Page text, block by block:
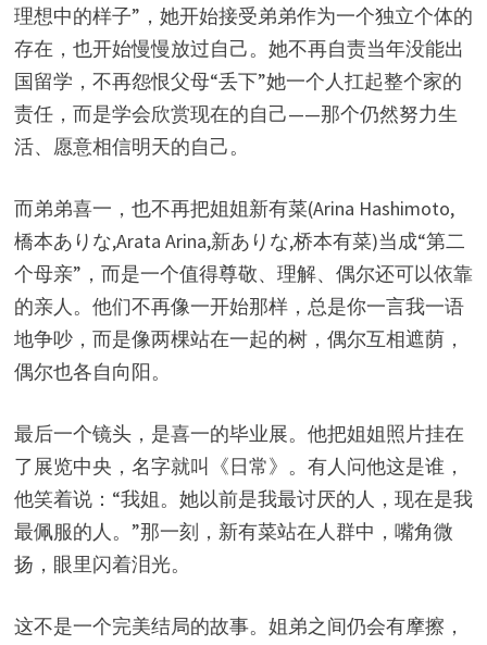
理想中的样子”，她开始接受弟弟作为一个独立个体的
存在，也开始慢慢放过自己。她不再自责当年没能出
国留学，不再怨恨父母“丢下”她一个人扛起整个家的
责任，而是学会欣赏现在的自己——那个仍然努力生
活、愿意相信明天的自己。
而弟弟喜一，也不再把姐姐新有菜(Arina Hashimoto,
橋本ありな,Arata Arina,新ありな,桥本有菜)当成“第二
个母亲”，而是一个值得尊敬、理解、偶尔还可以依靠
的亲人。他们不再像一开始那样，总是你一言我一语
地争吵，而是像两棵站在一起的树，偶尔互相遮荫，
偶尔也各自向阳。
最后一个镜头，是喜一的毕业展。他把姐姐照片挂在
了展览中央，名字就叫《日常》。有人问他这是谁，
他笑着说：“我姐。她以前是我最讨厌的人，现在是我
最佩服的人。”那一刻，新有菜站在人群中，嘴角微
扬，眼里闪着泪光。
这不是一个完美结局的故事。姐弟之间仍会有摩擦，